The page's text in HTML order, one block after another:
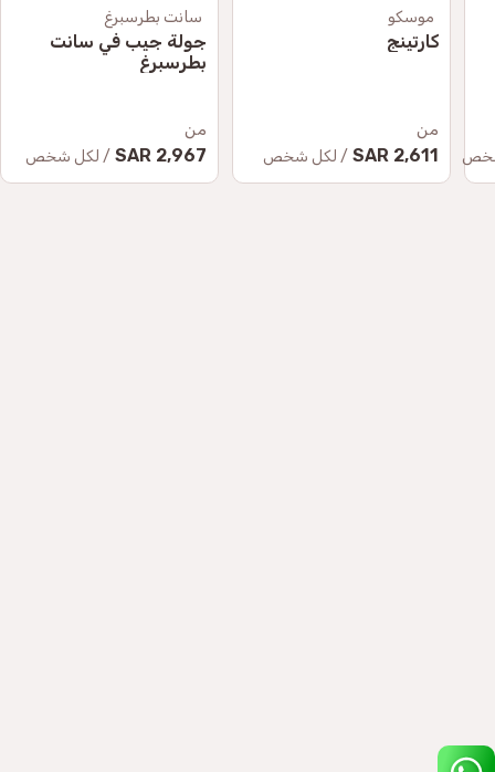
موسكو
كارتينج
من
2,611 SAR / لكل شخص
سانت بطرسبرغ
جولة جيب في سانت
بطرسبرغ
من
2,967 SAR / لكل شخص